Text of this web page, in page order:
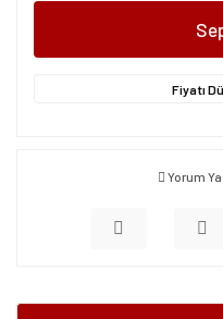
Fiyatı
Yorum